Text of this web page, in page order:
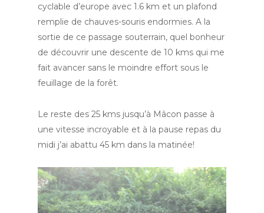
cyclable d’europe avec 1.6 km et un plafond
remplie de chauves-souris endormies. A la
sortie de ce passage souterrain, quel bonheur
de découvrir une descente de 10 kms qui me
fait avancer sans le moindre effort sous le
feuillage de la forêt.
Le reste des 25 kms jusqu’à Mâcon passe à
une vitesse incroyable et à la pause repas du
midi j’ai abattu 45 km dans la matinée!